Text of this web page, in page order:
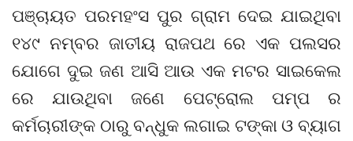
ପଞ୍ଚାୟତ ପରମହଂସ ପୁର ଗ୍ରାମ ଦେଇ ଯାଇଥିବା
୧୪୯ ନମ୍ବର ଜାତୀୟ ରାଜପଥ ରେ ଏକ ପଲସର
ଯୋଗେ ଦୁଇ ଜଣ ଆସି ଆଉ ଏକ ମଟର ସାଇକେଲ
ରେ ଯାଉଥିବା ଜଣେ ପେଟ୍ରୋଲ ପମ୍ପ ର
କର୍ମଚାରୀଙ୍କ ଠାରୁ ବନ୍ଧୁକ ଲଗାଇ ଟଙ୍କା ଓ ବ୍ୟାଗ